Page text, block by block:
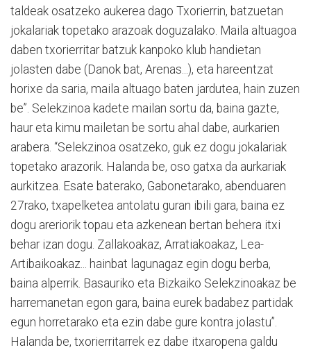
taldeak osatzeko aukerea dago Txorierrin, batzuetan
jokalariak topetako arazoak doguzalako. Maila altuagoa
daben txorierritar batzuk kanpoko klub handietan
jolasten dabe (Danok bat, Arenas...), eta hareentzat
horixe da saria, maila altuago baten jardutea, hain zuzen
be”. Selekzinoa kadete mailan sortu da, baina gazte,
haur eta kimu mailetan be sortu ahal dabe, aurkarien
arabera. “Selekzinoa osatzeko, guk ez dogu jokalariak
topetako arazorik. Halanda be, oso gatxa da aurkariak
aurkitzea. Esate baterako, Gabonetarako, abenduaren
27rako, txapelketea antolatu guran ibili gara, baina ez
dogu areriorik topau eta azkenean bertan behera itxi
behar izan dogu. Zallakoakaz, Arratiakoakaz, Lea-
Artibaikoakaz... hainbat lagunagaz egin dogu berba,
baina alperrik. Basauriko eta Bizkaiko Selekzinoakaz be
harremanetan egon gara, baina eurek badabez partidak
egun horretarako eta ezin dabe gure kontra jolastu”.
Halanda be, txorierritarrek ez dabe itxaropena galdu